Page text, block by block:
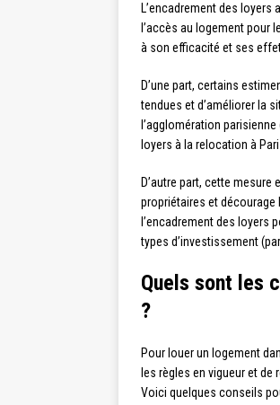
L’encadrement des
l’accès au logement pour
à son efficacité et ses
D’une part, certains
tendues et d’améliorer la
l’agglomération
loyers à la relocation à
D’autre part, cette
propriétaires et
l’encadrement des loyers
types d’investissement
Quels sont les
?
Pour louer un logement
les règles en vigueur et
Voici quelques conseils